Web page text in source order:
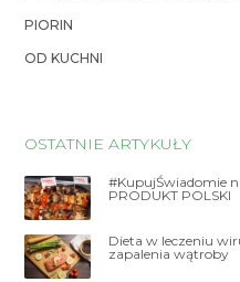
PIORIN
OD KUCHNI
OSTATNIE ARTYKUŁY
#KupujŚwiadomie
PRODUKT POLSKI
Dieta w leczeniu
zapalenia wątroby